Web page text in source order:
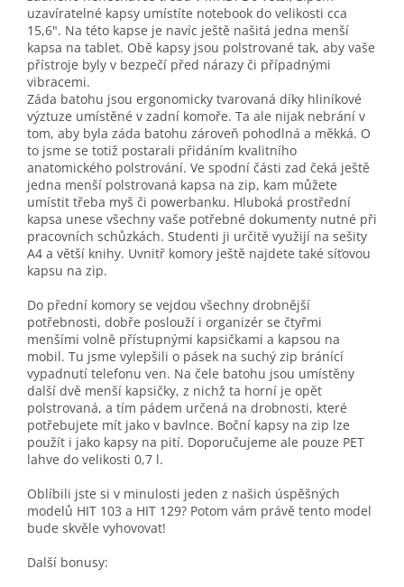
uzavíratelné kapsy umístíte notebook do velikosti cca
15,6". Na této kapse je navíc ještě našitá jedna menší
kapsa na tablet. Obě kapsy jsou polstrované tak, aby vaše
přístroje byly v bezpečí před nárazy či případnými
vibracemi.
Záda batohu jsou ergonomicky tvarovaná díky hliníkové
výztuze umístěné v zadní komoře. Ta ale nijak nebrání v
tom, aby byla záda batohu zároveň pohodlná a měkká. O
to jsme se totiž postarali přidáním kvalitního
anatomického polstrování. Ve spodní části zad čeká ještě
jedna menší polstrovaná kapsa na zip, kam můžete
umístit třeba myš či powerbanku. Hluboká prostřední
kapsa unese všechny vaše potřebné dokumenty nutné při
pracovních schůzkách. Studenti ji určitě využijí na sešity
A4 a větší knihy. Uvnitř komory ještě najdete také síťovou
kapsu na zip.
Do přední komory se vejdou všechny drobnější
potřebnosti, dobře poslouží i organizér se čtyřmi
menšími volně přístupnými kapsičkami a kapsou na
mobil. Tu jsme vylepšili o pásek na suchý zip bránící
vypadnutí telefonu ven. Na čele batohu jsou umístěny
další dvě menší kapsičky, z nichž ta horní je opět
polstrovaná, a tím pádem určená na drobnosti, které
potřebujete mít jako v bavlnce. Boční kapsy na zip lze
použít i jako kapsy na pití. Doporučujeme ale pouze PET
lahve do velikosti 0,7 l.
Oblíbili jste si v minulosti jeden z našich úspěšných
modelů HIT 103 a HIT 129? Potom vám právě tento model
bude skvěle vyhovovat!
Další bonusy: